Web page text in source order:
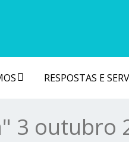
RESPOSTAS E
3 outubro